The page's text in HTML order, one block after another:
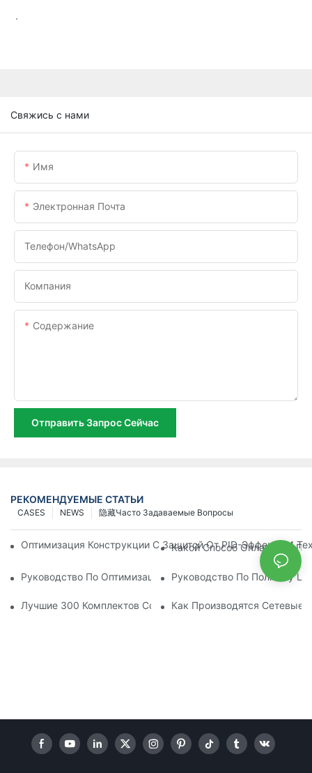
.
Свяжись с нами
Имя
Электронная Почта
Телефон/WhatsApp
Компания
Содержание
Отправить Запрос Сейчас
РЕКОМЕНДУЕМЫЕ СТАТЬИ
隐藏Часто Задаваемые Вопросы
NEWS
CASES
Оптимизация Конструкции С Защитой От PID-Эффекта И
Какой Способ Оплаты Вы
Руководство По Оптимизации Производительности И
Руководство По Полному
Лучшие 300 Комплектов Солнечных Уличных Фонарей
Как Производятся Сетевые